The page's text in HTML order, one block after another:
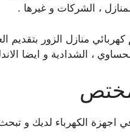
، الشركات و غيرها .
منازل الزور
، الشدادية و ايضا
الكهرباء لديك و تبحث